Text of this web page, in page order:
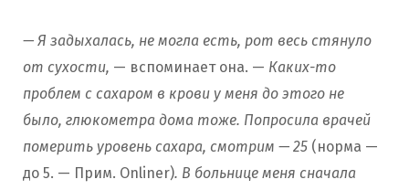
— Я задыхалась, не могла есть, рот весь стянуло
от сухости, — вспоминает она. — Каких-то
проблем с сахаром в крови у меня до этого не
было, глюкометра дома тоже. Попросила врачей
померить уровень сахара, смотрим — 25 (норма —
до 5. — Прим. Onliner). В больнице меня сначала